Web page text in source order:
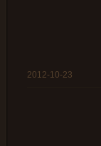
2012-10-23